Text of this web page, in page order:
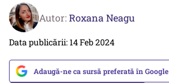
Autor:Roxana Neagu
Data publicării: 14 Feb 2024
Adaugă-ne ca sursă preferată în Google